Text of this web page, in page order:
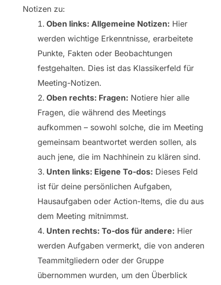
Notizen zu:
Oben links: Allgemeine Notizen: Hier
werden wichtige Erkenntnisse, erarbeitete
Punkte, Fakten oder Beobachtungen
festgehalten. Dies ist das Klassikerfeld für
Meeting-Notizen.
Oben rechts: Fragen: Notiere hier alle
Fragen, die während des Meetings
aufkommen – sowohl solche, die im Meeting
gemeinsam beantwortet werden sollen, als
auch jene, die im Nachhinein zu klären sind.
Unten links: Eigene To-dos: Dieses Feld
ist für deine persönlichen Aufgaben,
Hausaufgaben oder Action-Items, die du aus
dem Meeting mitnimmst.
Unten rechts: To-dos für andere: Hier
werden Aufgaben vermerkt, die von anderen
Teammitgliedern oder der Gruppe
übernommen wurden, um den Überblick